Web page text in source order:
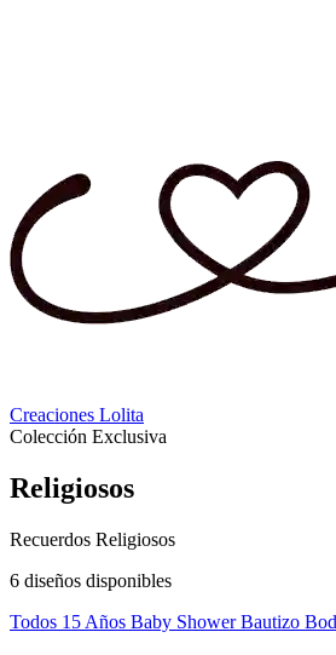
Creaciones Lolita
Colección Exclusiva
Religiosos
Recuerdos Religiosos
6 diseños disponibles
Todos 15 Años Baby ShowerBautizo